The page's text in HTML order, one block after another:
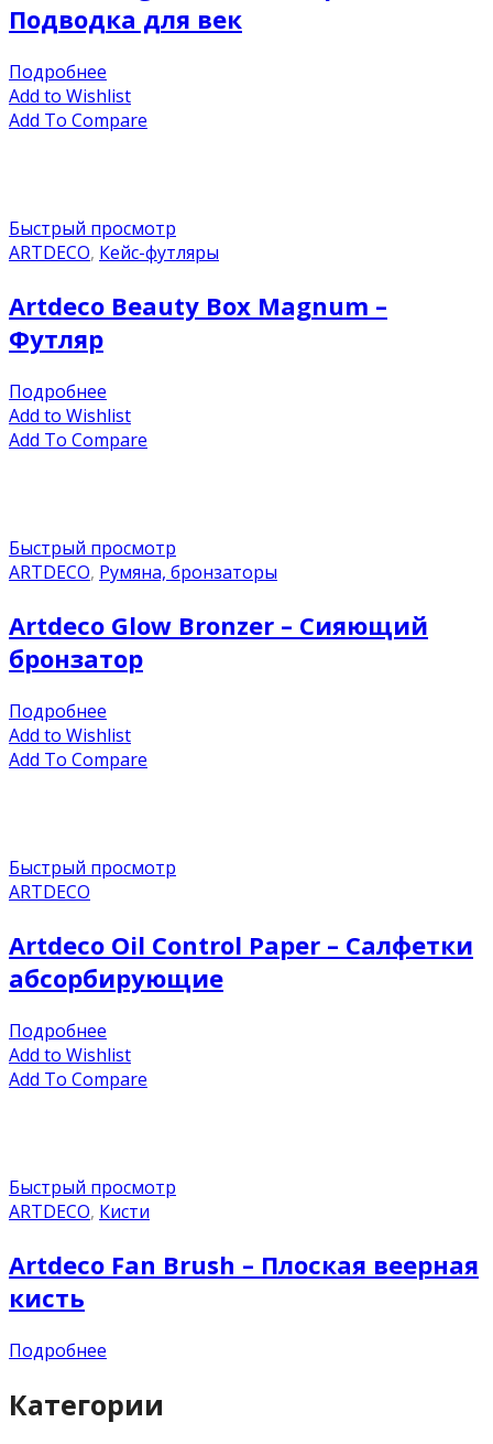
Подводка для век
Подробнее
Add to Wishlist
Add To Compare
Быстрый просмотр
ARTDECO, Кейс-футляры
Artdeco Beauty Box Magnum –
Футляр
Подробнее
Add to Wishlist
Add To Compare
Быстрый просмотр
ARTDECO, Румяна, бронзаторы
Artdeco Glow Bronzer – Сияющий
бронзатор
Подробнее
Add to Wishlist
Add To Compare
Быстрый просмотр
ARTDECO
Artdeco Oil Control Paper – Салфетки
абсорбирующие
Подробнее
Add to Wishlist
Add To Compare
Быстрый просмотр
ARTDECO, Кисти
Artdeco Fan Brush – Плоская веерная
кисть
Подробнее
Категории